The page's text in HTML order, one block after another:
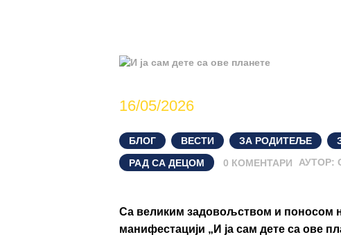
16/05/2026
БЛОГ ВЕСТИ ЗА РОДИТЕЉЕ
РАД СА ДЕЦОМ
0 КОМЕНТАРИ АУТОР:
Са великим задовољством и поносом
манифестацији „И ја сам дете са ове